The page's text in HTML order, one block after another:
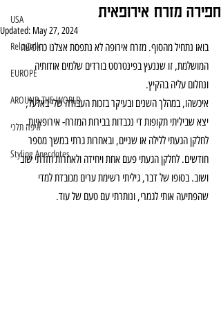
USA
Relo Talk
EUROPE
AROUND THE WORLD
איפה תלכי
Styling Anecdotes
חפירה מזרח אירופאית
Updated: May 27, 2024
בואו נתחיל מהסוף. מזרח אירופה לא נתפסת אצלנו כחופשה
המושלמת, זו שננעץ בפינטרסט בורדים שלמים אודותיה
ונחלום עליה בהקיץ.
איכשהו, במהלך השנים ובעיקר בזכות העבודה שלי באלעל,
יצא שביליתי תקופות די נכבדות בבירות המזרח- אירופאיות.
לחלקן הגעתי ללילה או שניים, ובאחרות גרתי במשך מספר
חודשים. לחלקן הגעתי פעם אחת ויחידה ולאחרות חזרתי שוב
ושוב. בסופו של דבר, גיליתי רשימת ערים מכובדת למדי
שהפתיעה אותי לגמרי, ונותרתי עם טעם של עוד.